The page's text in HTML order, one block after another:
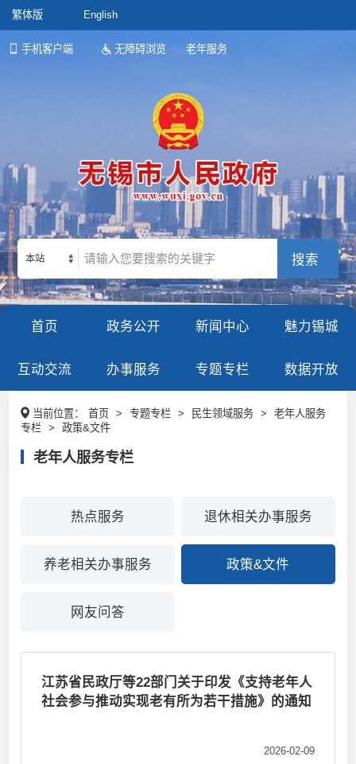
繁体版 English
手机客户端 无障碍浏览 老年服务
本站
首页 政务公开 新闻中心 魅力锡城
互动交流 办事服务 专题专栏 数据开放
当前位置： 首页 > 专题专栏 > 民生领域服务 >
老年人服务
专栏
> 政策&文件
老年人服务专栏
热点服务 退休相关办事服务
养老相关办事服务 政策&文件
网友问答
江苏省民政厅等22部门关于印发《支持老年人
社会参与推动实现老有所为若干措施》的通知
2026-02-09